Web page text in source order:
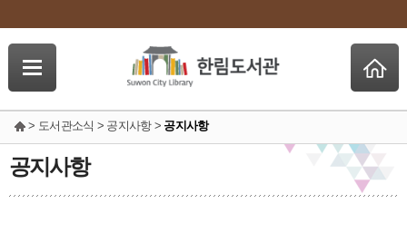
> 도서관소식 > 공지사항 > 공지사항
공지사항